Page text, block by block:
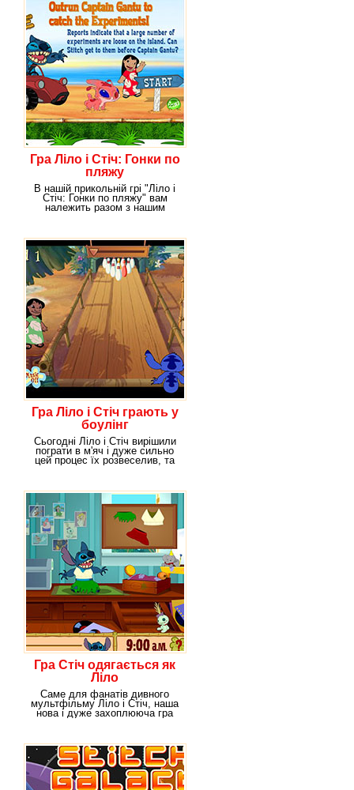
Гра Ліло і Стіч: Гонки по
пляжу
В нашій прикольній грі "Ліло і
Стіч: Гонки по пляжу" вам
належить разом з нашим
Гра Ліло і Стіч грають у
боулінг
Сьогодні Ліло і Стіч вирішили
пограти в м'яч і дуже сильно
цей процес їх розвеселив, та
Гра Стіч одягається як
Ліло
Саме для фанатів дивного
мультфільму Ліло і Стіч, наша
нова і дуже захоплююча гра